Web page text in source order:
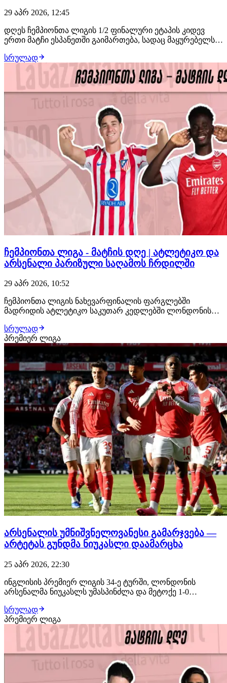
29 აპრ 2026, 12:45
დღეს ჩემპიონთა ლიგის 1/2 ფინალური ეტაპის კიდევ
ერთი მატჩი ესპანეთში გაიმართება, სადაც მაყურებელს
ელოდება. ამ სტატიაში შემოგთავაზებთ გუნდების
სავარაუდო შემადგენლობებსა და ინფორმაციას
დანაკლისის შესახებ. ატლეტიკო მადრიდი (4-4-2):
ობლაკი, მოლ…
სრულად
ჩემპიონთა ლიგა - მატჩის დღე | ატლეტიკო და
არსენალი პარიზული საღამოს ჩრდილში
29 აპრ 2026, 10:52
ჩემპიონთა ლიგის ნახევარფინალის ფარგლებში
მადრიდის ატლეტიკო საკუთარ კედლებში ლონდონის
ველოდოთ აღნიშნული შეხვედრისგან. ატლეტიკო V
არსენალი | 23:00 არსენალს ჩემპიონთა ლიგის ამ სეზონში
ატლეტიკოს დამარცხების გამოცდილება უკვე აქვს. ფაზის
მესამე…
სრულად
პრემიერ ლიგა
არსენალის უმნიშვნელოვანესი გამარჯვება —
არტეტას გუნდმა ნიუკასლი დაამარცხა
25 აპრ 2026, 22:30
ინგლისის პრემიერ ლიგის 34-ე ტურში, ლონდონის
არსენალმა ნიუკასლს უმასპინძლა და მეტოქე 1-0
დებიუტშივე, მე-9 წუთზე გაიტანა და მეთოფეებმა
უმნიშვნელოვანესი სამი ქულა ჩაიწერეს აქტივში.
არსენალი 1-0 ნიუკასლი გოლი: 1-0 ებერეჩი ეზე (9')
აღნი…
სრულად
პრემიერ ლიგა